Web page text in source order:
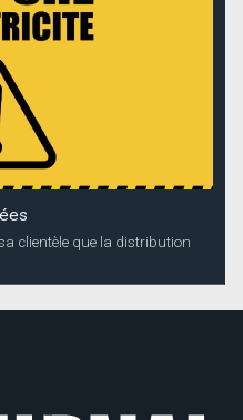
clientèle que la distribution